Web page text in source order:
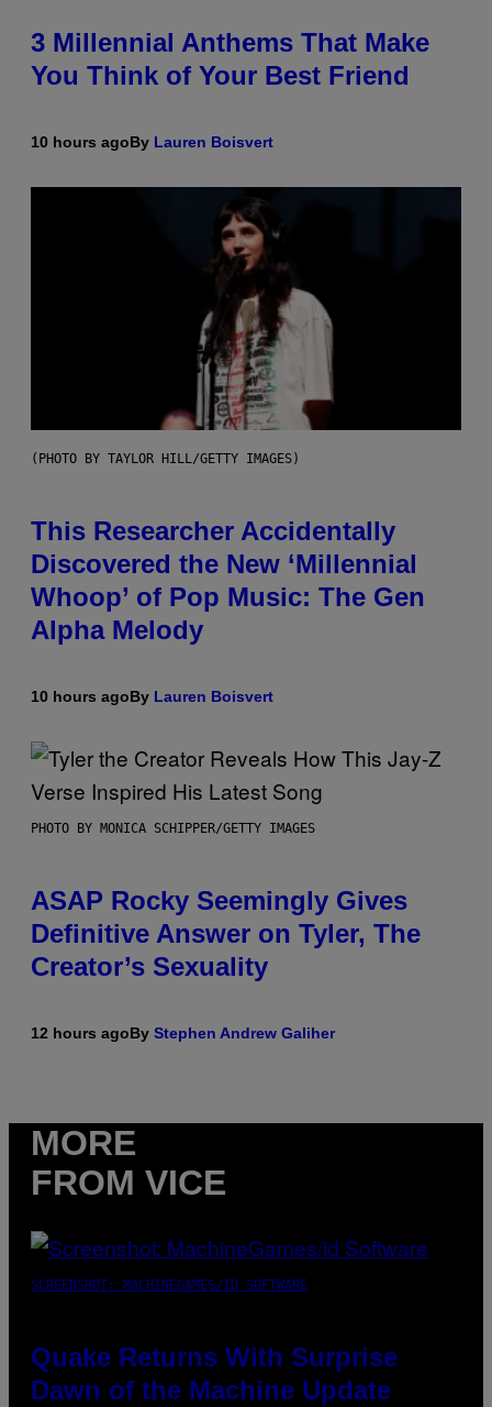
3 Millennial Anthems That Make
You Think of Your Best Friend
10 hours agoBy Lauren Boisvert
(PHOTO BY TAYLOR HILL/GETTY IMAGES)
This Researcher Accidentally
Discovered the New ‘Millennial
Whoop’ of Pop Music: The Gen
Alpha Melody
10 hours agoBy Lauren Boisvert
PHOTO BY MONICA SCHIPPER/GETTY IMAGES
ASAP Rocky Seemingly Gives
Definitive Answer on Tyler, The
Creator’s Sexuality
12 hours agoBy Stephen Andrew Galiher
MORE
FROM VICE
SCREENSHOT: MACHINEGAMES/ID SOFTWARE
Quake Returns With Surprise
Dawn of the Machine Update